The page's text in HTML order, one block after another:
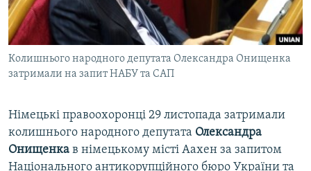
ВІДЕОУРОКИ «ELIFBE»
СВІДЧЕННЯ ОКУПАЦІЇ
УКРАЇНСЬКА ПРОБЛЕМА КРИМУ
Русский
Qırımtatar
Усі сайти RFE/RL
Колишнього народного депутата Олександра Онищенка
затримали на запит НАБУ та САП
Німецькі правоохоронці 29 листопада затримали
колишнього народного депутата Олександра
Онищенка в німецькому місті Аахен за запитом
Національного антикорупційного бюро України та